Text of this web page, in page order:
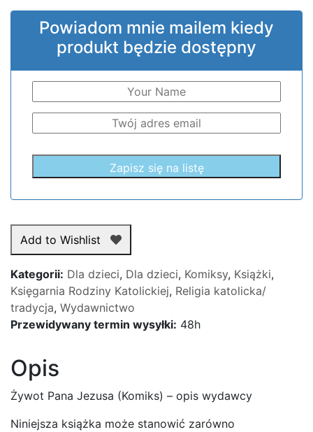
Powiadom mnie mailem kiedy
produkt będzie dostępny
Add to Wishlist
Kategorii: Dla dzieci, Dla dzieci, Komiksy, Książki,
Księgarnia Rodziny Katolickiej, Religia katolicka/
tradycja, Wydawnictwo
Przewidywany termin wysyłki: 48h
Opis
Żywot Pana Jezusa (Komiks) – opis wydawcy
Niniejsza książka może stanowić zarówno